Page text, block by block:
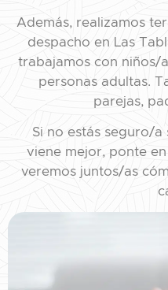
Además, realizamos
despacho en Las
trabajamos con niños/
personas adultas.
parejas,
Si no estás seguro/
viene mejor, ponte
veremos juntos/as